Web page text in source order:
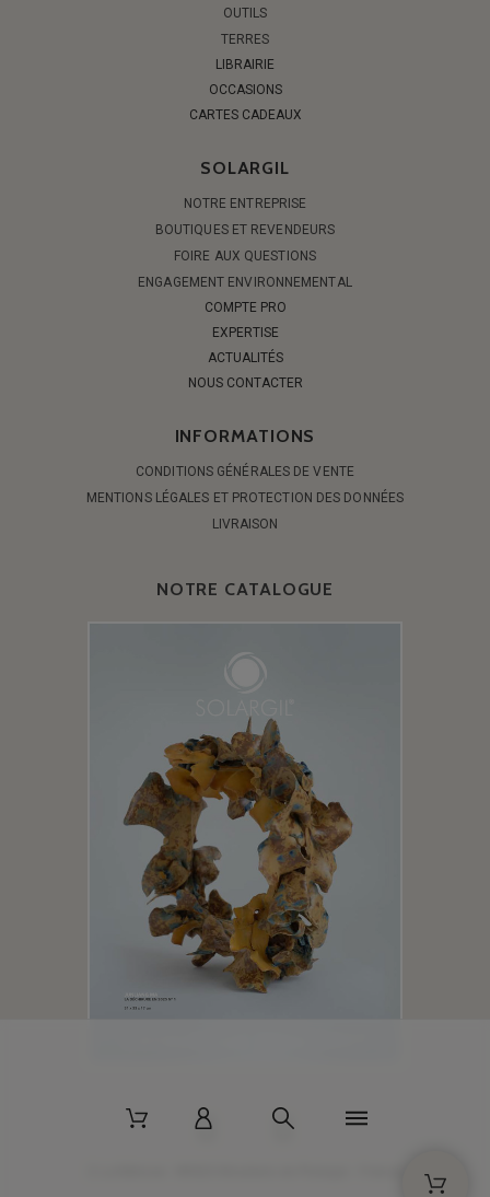
OUTILS
TERRES
LIBRAIRIE
OCCASIONS
CARTES CADEAUX
SOLARGIL
NOTRE ENTREPRISE
BOUTIQUES ET REVENDEURS
FOIRE AUX QUESTIONS
ENGAGEMENT ENVIRONNEMENTAL
COMPTE PRO
EXPERTISE
ACTUALITÉS
NOUS CONTACTER
INFORMATIONS
CONDITIONS GÉNÉRALES DE VENTE
MENTIONS LÉGALES ET PROTECTION DES DONNÉES
LIVRAISON
NOTRE CATALOGUE